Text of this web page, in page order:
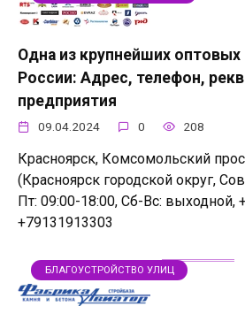
Одна из крупнейших оптовых
России: Адрес, телефон,
предприятия
09.04.2024 0 208
Красноярск, Комсомольский
(Красноярск городской округ,
Пт: 09:00-18:00, Сб-Вс: выходной,
+79131913303
БЛАГОУСТРОЙСТВО УЛИЦ